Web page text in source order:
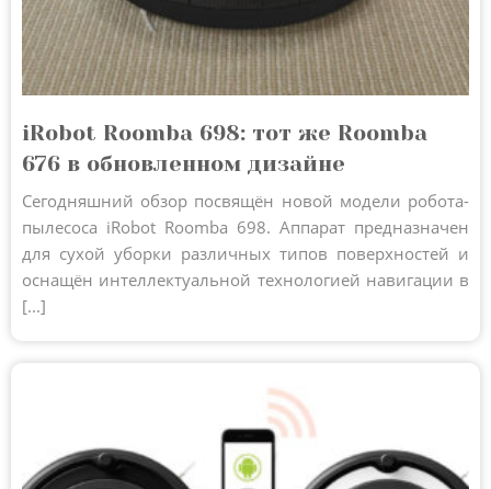
iRobot Roomba 698: тот же Roomba
676 в обновленном дизайне
Сегодняшний обзор посвящён новой модели робота-
пылесоса iRobot Roomba 698. Аппарат предназначен
для сухой уборки различных типов поверхностей и
оснащён интеллектуальной технологией навигации в
[...]